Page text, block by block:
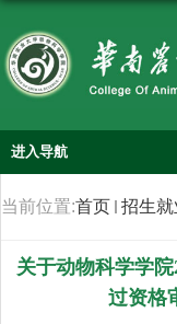
进入导航
当前位置:首页 招生就
关于动物科学学
过资格